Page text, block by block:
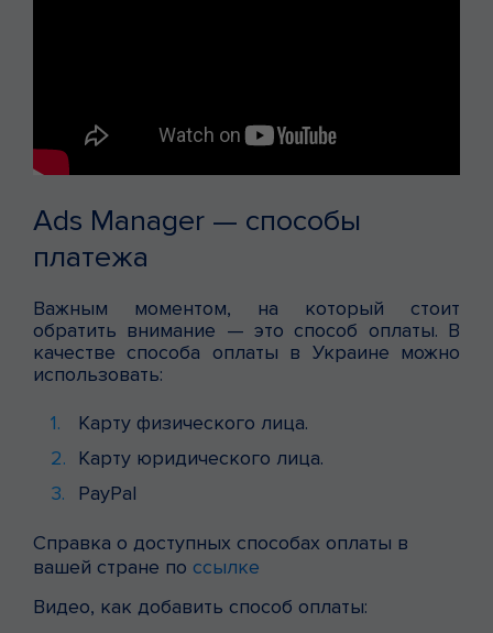
Ads Manager — способы
платежа
Важным моментом, на который стоит
обратить внимание — это способ оплаты. В
качестве способа оплаты в Украине можно
использовать:
Карту физического лица.
Карту юридического лица.
PayPal
Справка о доступных способах оплаты в
вашей стране по ссылке
Видео, как добавить способ оплаты: